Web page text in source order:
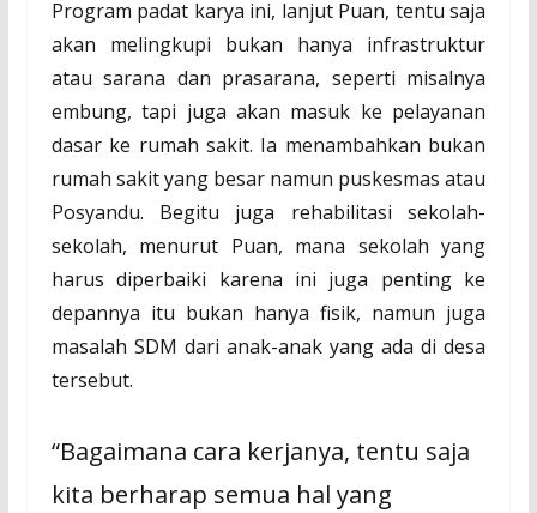
Program padat karya ini, lanjut Puan, tentu saja
akan melingkupi bukan hanya infrastruktur
atau sarana dan prasarana, seperti misalnya
embung, tapi juga akan masuk ke pelayanan
dasar ke rumah sakit. Ia menambahkan bukan
rumah sakit yang besar namun puskesmas atau
Posyandu. Begitu juga rehabilitasi sekolah-
sekolah, menurut Puan, mana sekolah yang
harus diperbaiki karena ini juga penting ke
depannya itu bukan hanya fisik, namun juga
masalah SDM dari anak-anak yang ada di desa
tersebut.
“Bagaimana cara kerjanya, tentu saja
kita berharap semua hal yang